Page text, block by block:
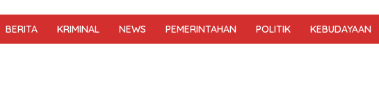
BERITA KRIMINAL NEWS PEMERINTAHAN POLITIK KEBUDAYAAN